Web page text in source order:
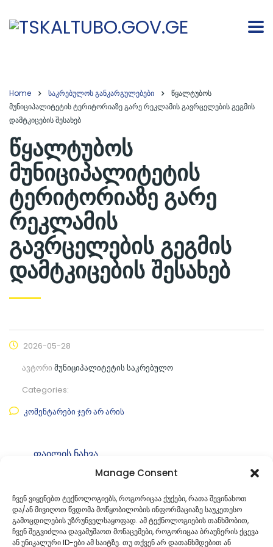
Manage Consent
ჩვენ ვიყენებთ ტექნოლოგიებს, როგორიცაა ქუქები, რათა შევინახოთ
და/ან მივიღოთ წვდომა მოწყობილობის ინფორმაციაზე საუკეთესო
გამოცდილების უზრუნველსაყოფად. ამ ტექნოლოგიების თანხმობით,
ჩვენ შეგვიძლია დავამუშაოთ მონაცემები, როგორიცაა ბრაუზერის ქცევა
ან უნიკალური ID-ები ამ საიტზე. თუ თქვენ არ დათანხმდებით ან
Home საკრებულოს განკარგულებები
წყალტუბოს
მუნიციპალიტეტის ტერიტორიაზე გარე რეკლამის გავრცელების გეგმის
დამტკიცების შესახებ
წყალტუბოს
მუნიციპალიტეტის
ტერიტორიაზე გარე
რეკლამის
გავრცელების გეგმის
დამტკიცების შესახებ
2026-05-28
ავტორი მუნიციპალიტეტის საკრებულო
Categories:
კომენტარები ჯერ არ არის
ფაილის ნახვა
კატეგორიასაკრებულოს განკარგულებები
ID:გ-49. 49261483